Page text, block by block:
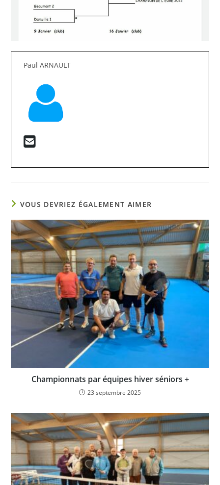
Paul ARNAULT
VOUS DEVRIEZ ÉGALEMENT AIMER
Championnats par équipes hiver séniors +
23 septembre 2025